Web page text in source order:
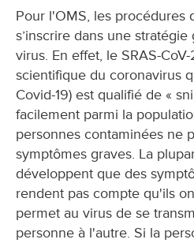
Pour l'OMS, les procédures
s’inscrire dans une
virus. En effet, le SRAS-CoV-
scientifique du coronavirus
Covid-19) est qualifié de «
facilement parmi la
personnes contaminées ne
symptômes graves. La
développent que des
rendent pas compte qu'ils
permet au virus de se
personne à l'autre. Si la